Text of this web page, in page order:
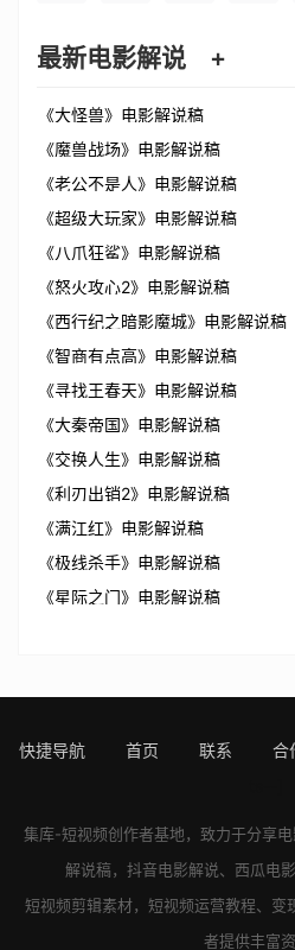
最新电影解说 +
《大怪兽》电影解说稿
《魔兽战场》电影解说稿
《老公不是人》电影解说稿
《超级大玩家》电影解说稿
《八爪狂鲨》电影解说稿
《怒火攻心2》电影解说稿
《西行纪之暗影魔城》电影解说稿
《智商有点高》电影解说稿
《寻找王春天》电影解说稿
《大秦帝国》电影解说稿
《交换人生》电影解说稿
《利刃出销2》电影解说稿
《满江红》电影解说稿
《极线杀手》电影解说稿
《星际之门》电影解说稿
快捷导航 首页 联系 合
集库-短视频创作者基地，致力于分享
解说稿， 抖音电影解说、 西瓜电
短视频剪辑素材，短视频运营教程、变
者提供丰富资